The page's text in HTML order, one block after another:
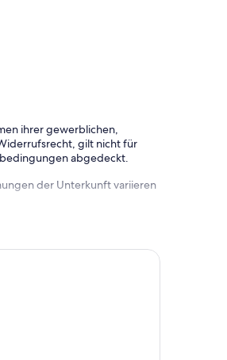
ihrer gewerblichen,
gilt nicht für
abgedeckt.
der Unterkunft variieren